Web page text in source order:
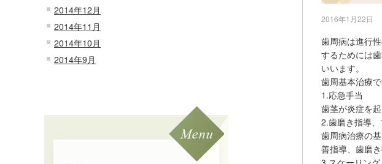
2014年12月
2014年11月
2014年10月
2014年9月
2016年1月22日
歯周病は進行
するためには
いいます。
歯周基本治療
1.応急手当
歯茎が炎症を
2.歯磨き指導
歯周病治療の
善指導、歯磨